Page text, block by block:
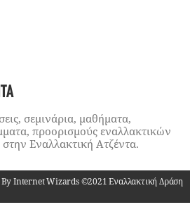
σεμινάρια, μαθήματα,
προορισμούς εναλλακτικών
Εναλλακτική Ατζέντα.
Internet Wizards ©2021 Εναλλακτική Δράση